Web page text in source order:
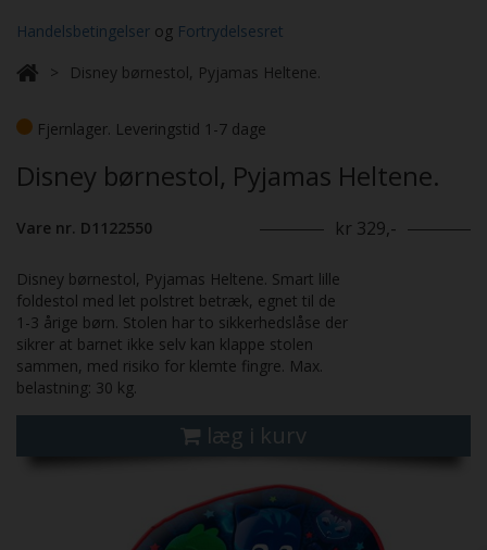
Handelsbetingelser og Fortrydelsesret
Disney børnestol, Pyjamas Heltene.
Fjernlager. Leveringstid 1-7 dage
Disney børnestol, Pyjamas Heltene.
Vare nr. D1122550 kr 329,-
Disney børnestol, Pyjamas Heltene. Smart lille
foldestol med let polstret betræk, egnet til de
1-3 årige børn. Stolen har to sikkerhedslåse der
sikrer at barnet ikke selv kan klappe stolen
sammen, med risiko for klemte fingre. Max.
belastning: 30 kg.
læg i kurv